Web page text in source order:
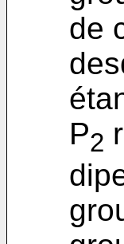
de
P2